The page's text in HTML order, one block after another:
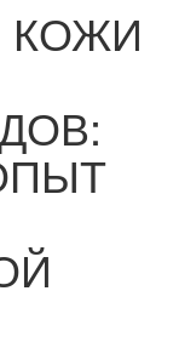
КОЖИ